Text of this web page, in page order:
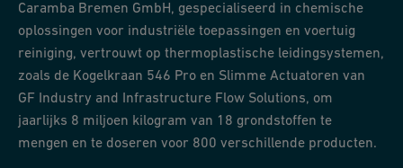
Caramba Bremen GmbH, gespecialiseerd in chemische
oplossingen voor industriële toepassingen en voertuig
reiniging, vertrouwt op thermoplastische leidingsystemen,
zoals de Kogelkraan 546 Pro en Slimme Actuatoren van
GF Industry and Infrastructure Flow Solutions, om
jaarlijks 8 miljoen kilogram van 18 grondstoffen te
mengen en te doseren voor 800 verschillende producten.